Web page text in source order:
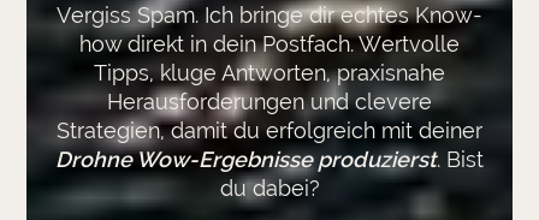
Vergiss Spam. Ich bringe dir echtes Know-
how direkt in dein Postfach. Wertvolle
Tipps, kluge Antworten, praxisnahe
Herausforderungen und clevere
Strategien, damit du erfolgreich mit deiner
Drohne Wow-Ergebnisse produzierst. Bist
du dabei?